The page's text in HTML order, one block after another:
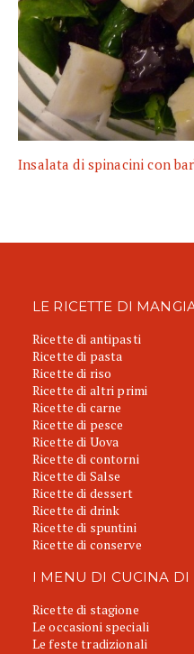
Insalata di spinacini con
LE RICETTE DI
Ricette di antipasti
Ricette di pasta
Ricette di riso
Ricette di altri primi
Ricette di carne
Ricette di pesce
Ricette di Uova
Ricette di contorni
Ricette di Salse
Ricette di dessert
Ricette di drink
Ricette di spuntini
Ricette di conserve
I MENU DI CUCINA DI
Ricette di stagione
Le occasioni speciali
Le feste tradizionali